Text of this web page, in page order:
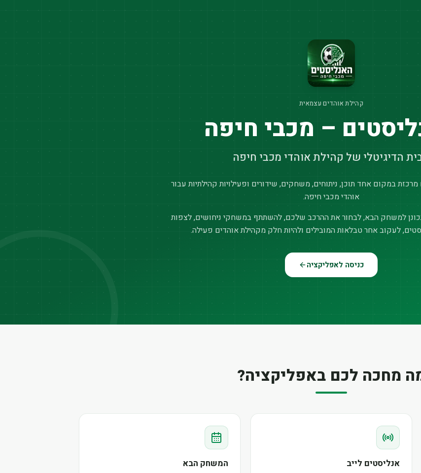
קהילת אוהדים עצמאית
– מכבי חיפה
הדיגיטלי של קהילת אוהדי מכבי חיפה
במקום אחד תוכן, ניתוחים, משחקים, שידורים ופעילויות קהילתיות עבור
אוהדי מכבי חיפה.
למשחק הבא, לבחור את ההרכב שלכם, להשתתף במשחקי ניחושים, לצפות
לעקוב אחר טבלאות המובילים ולהיות חלק מקהילת אוהדים פעילה.
כניסה לאפליקציה
מחכה לכם באפליקציה?
אנליסטים לייב המשחק הבא